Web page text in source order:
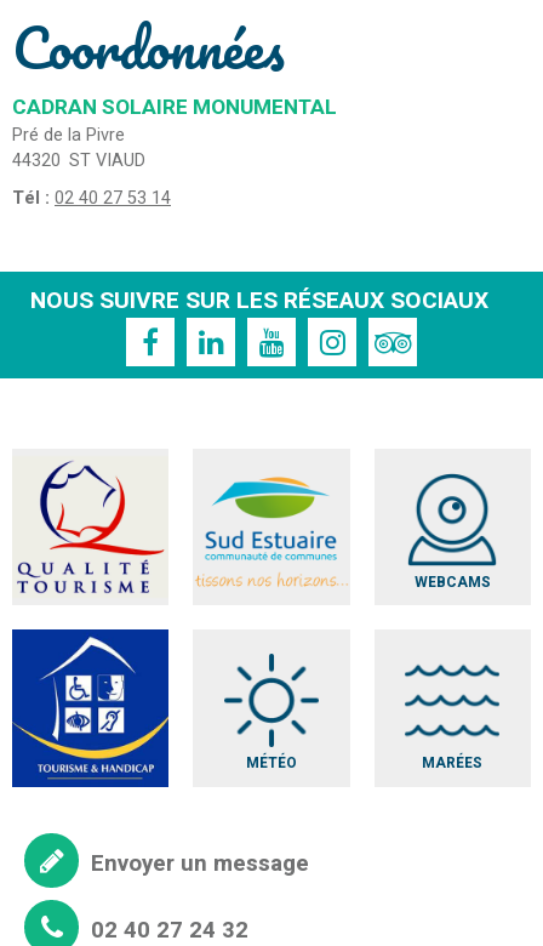
Coordonnées
CADRAN SOLAIRE MONUMENTAL
Pré de la Pivre
44320 ST VIAUD
Tél : 02 40 27 53 14
NOUS SUIVRE SUR LES RÉSEAUX SOCIAUX
WEBCAMS
MÉTÉO MARÉES
Envoyer un message
02 40 27 24 32